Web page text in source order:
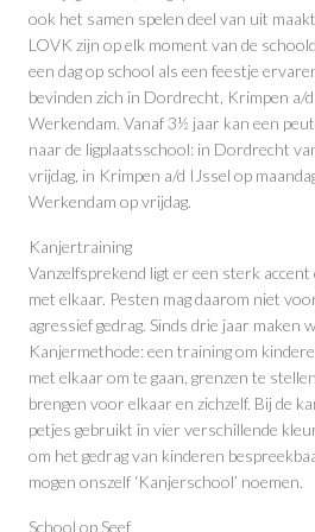
ook het samen spelen deel van uit
LOVK zijn op elk moment van de
een dag op school als een feestje
bevinden zich in Dordrecht, Krimpen a/
Werkendam. Vanaf 3½ jaar kan een
naar de ligplaatsschool: in Dordrecht
vrijdag, in Krimpen a/d IJssel op
Werkendam op vrijdag.
Kanjertraining
Vanzelfsprekend ligt er een sterk accent
met elkaar. Pesten mag daarom niet
agressief gedrag. Sinds drie jaar maken
Kanjermethode: een training om
met elkaar om te gaan, grenzen te
brengen voor elkaar en zichzelf. Bij de
petjes gebruikt in vier verschillende
om het gedrag van kinderen
mogen onszelf ‘Kanjerschool’ noemen.
School op Seef